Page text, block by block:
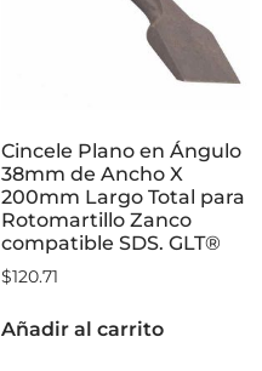
Cincele Plano en Ángulo
38mm de Ancho X
200mm Largo Total para
Rotomartillo Zanco
compatible SDS. GLT®
$120.71
Añadir al carrito